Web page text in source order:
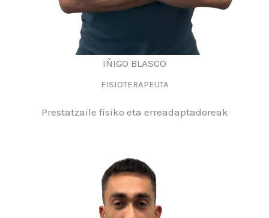
IÑIGO BLASCO
FISIOTERAPEUTA
Prestatzaile fisiko eta erreadaptadoreak